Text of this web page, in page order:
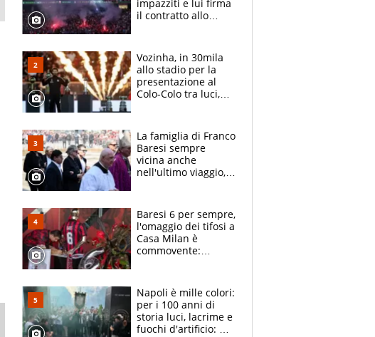
impazziti e lui firma
il contratto allo
Vozinha, in 30mila
allo stadio per la
presentazione al
Colo-Colo tra luci,
La famiglia di Franco
Baresi sempre
vicina anche
nell'ultimo viaggio,
circondati
dall'affetto dei tifosi
Baresi 6 per sempre,
l'omaggio dei tifosi a
Casa Milan è
commovente:
bigliettini
Napoli è mille colori:
per i 100 anni di
storia luci, lacrime e
fuochi d'artificio: De